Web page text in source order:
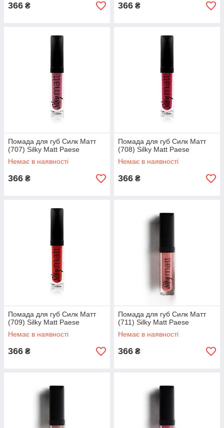
366 ₴ 366 ₴
Помада для губ Силк Матт
(707) Silky Matt Paese
Немає в наявності
366 ₴
Помада для губ Силк Матт
(708) Silky Matt Paese
Немає в наявності
366 ₴
Помада для губ Силк Матт
(709) Silky Matt Paese
Немає в наявності
366 ₴
Помада для губ Силк Матт
(711) Silky Matt Paese
Немає в наявності
366 ₴